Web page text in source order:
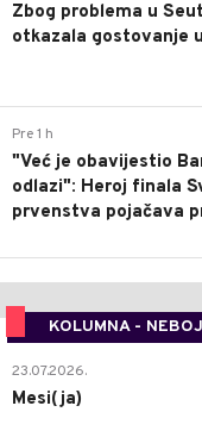
Zbog problema u
otkazala gostovanje
Pre 1 h
"Već je obavijestio
odlazi": Heroj finala
prvenstva pojačava
KOLUMNA -
23.07.2026.
Mesi(ja)